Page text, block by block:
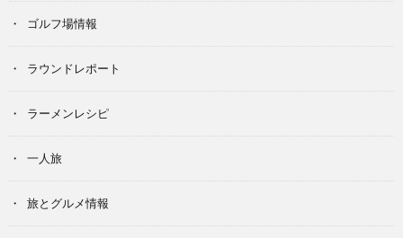
ゴルフ場情報
ラウンドレポート
ラーメンレシピ
一人旅
旅とグルメ情報